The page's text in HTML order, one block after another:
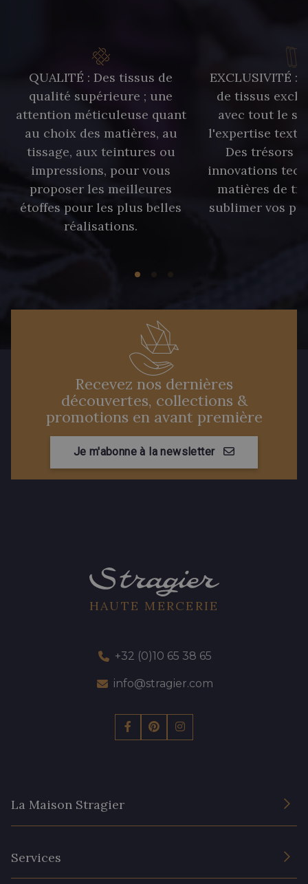
QUALITÉ : Des tissus de
qualité supérieure ; une
attention méticuleuse quant
au choix des matières, au
tissage, aux teintures ou
impressions, pour vous
proposer les meilleures
étoffes pour les plus belles
réalisations.
EXCLUSIVITÉ :
de tissus
avec tout le
l'expertise
Des trésors
innovations
matières de
sublimer vos
Recevez nos dernières
découvertes, collections &
promotions en avant première
Je m'abonne à la newsletter
HAUTE MERCERIE
+32 (0)10 65 38 65
info@stragier.com
La Maison Stragier
Services